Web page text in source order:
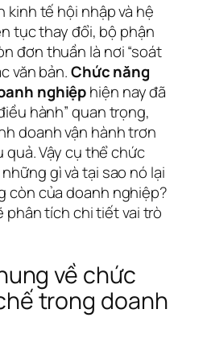
kinh tế hội nhập và hệ
tục thay đổi, bộ phận
đơn thuần là nơi “soát
văn bản.Chức năng
nghiệphiện nay đã
hành” quan trọng,
doanh vận hành trơn
quả. Vậy cụ thể chức
gì và tại sao nó lại
còn của doanh nghiệp?
phân tích chi tiết vai trò
về chức
trong doanh